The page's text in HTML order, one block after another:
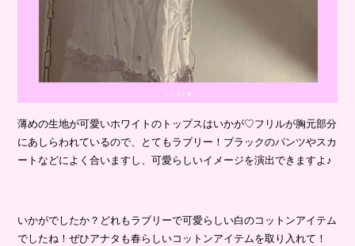
薄めの生地が可愛いホワイトのトップスはいかが♡フリルが胸元部分
にあしらわれているので、とてもラブリー！ブラックのパンツやスカ
ートなどによく合いますし、可愛らしいイメージを演出できますよ♪
いかがでしたか？どれもラブリーで可愛らしい白のコットンアイテム
でしたね！ぜひアナタも春らしいコットンアイテムを取り入れて！